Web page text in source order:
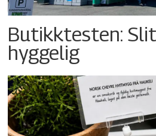
Butikktesten:
hyggelig